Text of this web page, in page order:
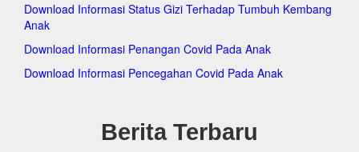
pagakeckramatjati.org
pagakecmakasar.org
pagakecmatraman.org
pagakecpulogadung.org
pagakeckepulauanseribuutara.org
pagakeckembangan.org
Download Informasi Status Gizi Terhadap Tumbuh Kembang
Anak
Download Informasi Penangan Covid Pada Anak
Download Informasi Pencegahan Covid Pada Anak
Berita Terbaru